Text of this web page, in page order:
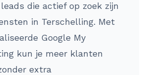
die actief op zoek zijn
in Terschelling. Met
Google My
kun je meer klanten
extra